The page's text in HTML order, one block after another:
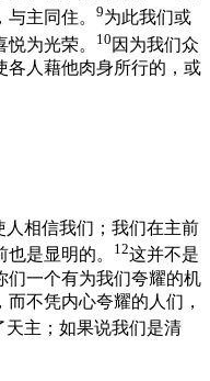
主同住。 9为此我们或
为光荣。
10 因为我们众
各人藉他肉身所行的，或
相信我们；我们在主前
是显明的。
12这并不是
们一个有为我们夸耀的机
不凭内心夸耀的人们，
天主；如果说我们是清